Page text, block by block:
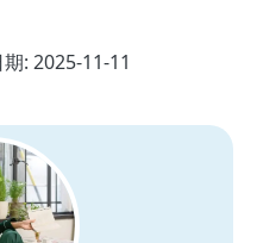
: 2025-11-11